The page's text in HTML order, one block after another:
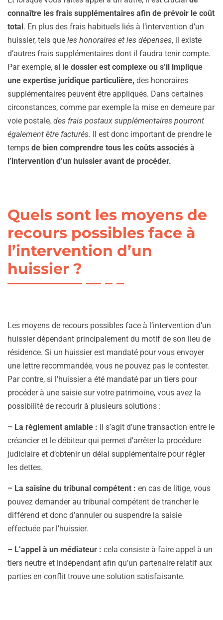
connaître les frais supplémentaires afin de prévoir le coût
total. En plus des frais habituels liés à l’intervention d’un
huissier, tels que les honoraires et les dépenses, il existe
d’autres frais supplémentaires dont il faudra tenir compte.
Par exemple, si le dossier est complexe ou s’il implique
une expertise juridique particulière, des honoraires
supplémentaires peuvent être appliqués. Dans certaines
circonstances, comme par exemple la mise en demeure par
voie postale, des frais postaux supplémentaires pourront
également être facturés. Il est donc important de prendre le
temps de bien comprendre tous les coûts associés à
l’intervention d’un huissier avant de procéder.
Quels sont les moyens de
recours possibles face à
l’intervention d’un
huissier ?
Les moyens de recours possibles face à l’intervention d’un
huissier dépendant principalement du motif de son lieu de
résidence. Si un huissier est mandaté pour vous envoyer
une lettre recommandée, vous ne pouvez pas le contester.
Par contre, si l’huissier a été mandaté par un tiers pour
procéder à une saisie sur votre patrimoine, vous avez la
possibilité de recourir à plusieurs solutions :
– La règlement amiable : il s’agit d’une transaction entre le
créancier et le débiteur qui permet d’arrêter la procédure
judiciaire et d’obtenir un délai supplémentaire pour régler
les dettes.
– La saisine du tribunal compétent : en cas de litige, vous
pouvez demander au tribunal compétent de trancher le
différend et donc d’annuler ou suspendre la saisie
effectuée par l’huissier.
– L’appel à un médiateur : cela consiste à faire appel à un
tiers neutre et indépendant afin qu’un partenaire relatif aux
parties en conflit trouve une solution satisfaisante.